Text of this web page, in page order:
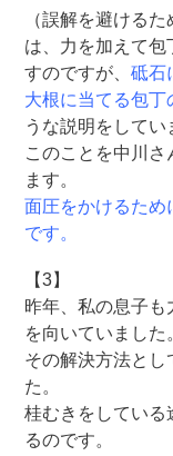
（誤解を避ける
は、力を加えて
すのですが、砥石
大根に当てる包丁
うな説明をしてい
このことを中川
ます。
面圧をかけるため
です。
【3】
昨年、私の息子も
を向いていました
その解決方法とし
た。
桂むきをしている
るのです。